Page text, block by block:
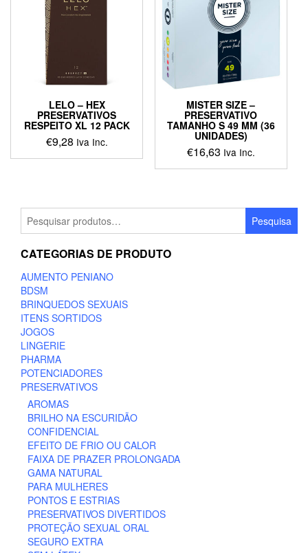
LELO – HEX
PRESERVATIVOS
RESPEITO XL 12 PACK
€9,28 Iva Inc.
MISTER SIZE –
PRESERVATIVO
TAMANHO S 49 MM (36
UNIDADES)
€16,63 Iva Inc.
Pesquisar
por:
Pesquisa
CATEGORIAS DE PRODUTO
AUMENTO PENIANO
BDSM
BRINQUEDOS SEXUAIS
ITENS SORTIDOS
JOGOS
LINGERIE
PHARMA
POTENCIADORES
PRESERVATIVOS
AROMAS
BRILHO NA ESCURIDÃO
CONFIDENCIAL
EFEITO DE FRIO OU CALOR
FAIXA DE PRAZER PROLONGADA
GAMA NATURAL
PARA MULHERES
PONTOS E ESTRIAS
PRESERVATIVOS DIVERTIDOS
PROTEÇÃO SEXUAL ORAL
SEGURO EXTRA